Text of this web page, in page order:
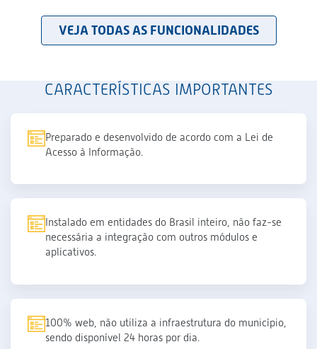
VEJA TODAS AS FUNCIONALIDADES
CARACTERÍSTICAS IMPORTANTES
Preparado e desenvolvido de acordo com a Lei de
Acesso à Informação.
Instalado em entidades do Brasil inteiro, não faz-se
necessária a integração com outros módulos e
aplicativos.
100% web, não utiliza a infraestrutura do município,
sendo disponível 24 horas por dia.